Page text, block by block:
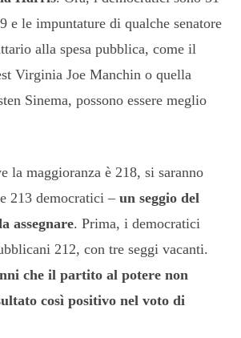
e le impuntature di qualche senatore
alla spesa pubblica, come il
Virginia Joe Manchin o quella
Sinema, possono essere meglio
la maggioranza è 218, si saranno
213 democratici – un seggio del
assegnare. Prima, i democratici
212, con tre seggi vacanti.
che il partito al potere non
così positivo nel voto di